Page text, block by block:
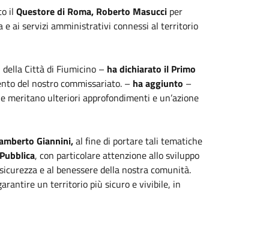
il Questore di Roma, Roberto Masucciper
e ai servizi amministrativi connessi al territorio
Città di Fiumicino – ha dichiarato il Primo
del nostro commissariato. – ha aggiunto –
meritano ulteriori approfondimenti e un’azione
Giannini,al fine di portare tali tematiche
, con particolare attenzione allo sviluppo
e al benessere della nostra comunità.
un territorio più sicuro e vivibile, in